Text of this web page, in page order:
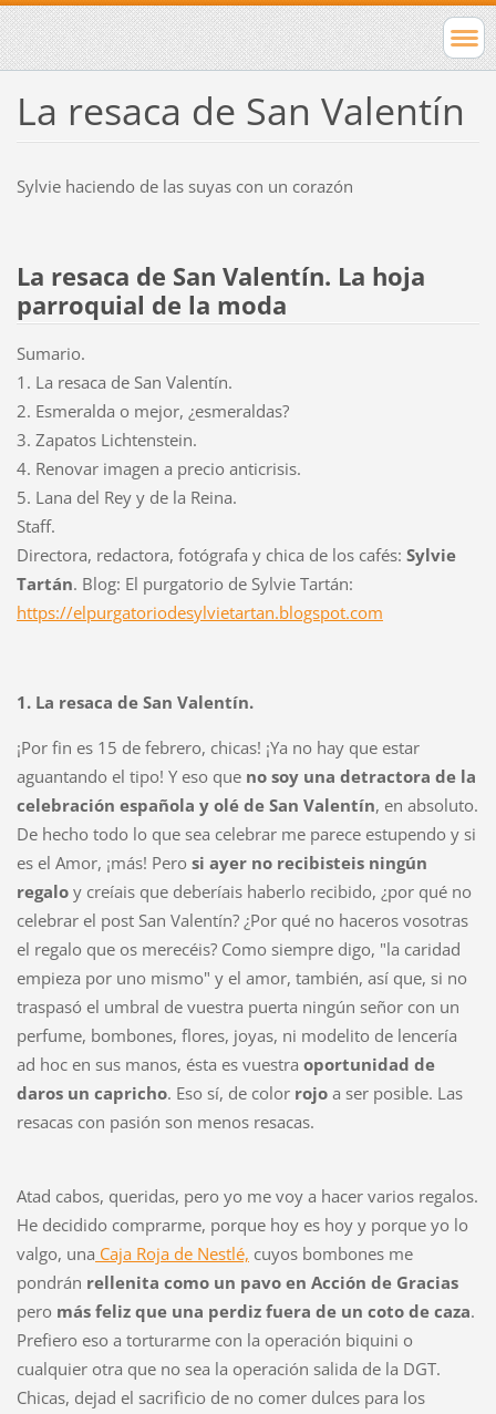
La resaca de San Valentín
Sylvie haciendo de las suyas con un corazón
La resaca de San Valentín. La hoja
parroquial de la moda
Sumario.
1. La resaca de San Valentín.
2. Esmeralda o mejor, ¿esmeraldas?
3. Zapatos Lichtenstein.
4. Renovar imagen a precio anticrisis.
5. Lana del Rey y de la Reina.
Staff.
Directora, redactora, fotógrafa y chica de los cafés: Sylvie
Tartán. Blog: El purgatorio de Sylvie Tartán:
https://elpurgatoriodesylvietartan.blogspot.com
1. La resaca de San Valentín.
¡Por fin es 15 de febrero, chicas! ¡Ya no hay que estar
aguantando el tipo! Y eso que no soy una detractora de la
celebración española y olé de San Valentín, en absoluto.
De hecho todo lo que sea celebrar me parece estupendo y si
es el Amor, ¡más! Pero si ayer no recibisteis ningún
regaloy creíais que deberíais haberlo recibido, ¿por qué no
celebrar el post San Valentín? ¿Por qué no haceros vosotras
el regalo que os merecéis? Como siempre digo, "la caridad
empieza por uno mismo" y el amor, también, así que, si no
traspasó el umbral de vuestra puerta ningún señor con un
perfume, bombones, flores, joyas, ni modelito de lencería
ad hoc en sus manos, ésta es vuestra oportunidad de
daros un capricho. Eso sí, de color rojoa ser posible. Las
resacas con pasión son menos resacas.
Atad cabos, queridas, pero yo me voy a hacer varios regalos.
He decidido comprarme, porque hoy es hoy y porque yo lo
valgo, una Caja Roja de Nestlé, cuyos bombones me
pondrán rellenita como un pavo en Acción de Gracias
pero más feliz que una perdiz fuera de un coto de caza.
Prefiero eso a torturarme con la operación biquini o
cualquier otra que no sea la operación salida de la DGT.
Chicas, dejad el sacrificio de no comer dulces para los